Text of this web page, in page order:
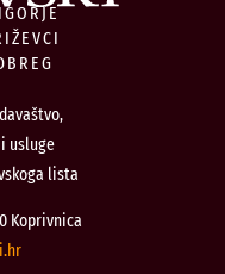
usluge
lista
Koprivnica